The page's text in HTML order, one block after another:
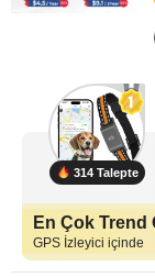
314 Talepte
En Çok Trend
GPS İzleyici içinde